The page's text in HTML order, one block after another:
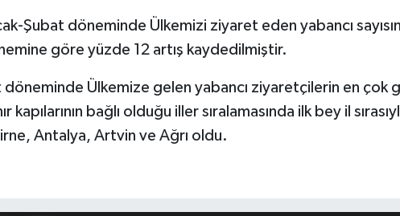
Şubat döneminde Ülkemizi ziyaret eden yabancı
göre yüzde 12 artış kaydedilmiştir.
Ülkemize gelen yabancı ziyaretçilerin en çok
kapılarının bağlı olduğu iller sıralamasında ilk bey il
Antalya, Artvin ve Ağrı oldu.